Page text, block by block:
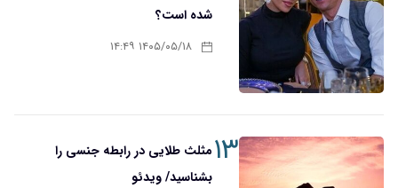
شده است؟
۱۴۰۵/۰۵/۱۸ ۱۴:۴۹
۱۳مثلث طلایی در رابطه جنسی را
بشناسید/ ویدئو